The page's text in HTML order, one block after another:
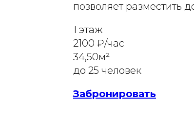
позволяет разместить
1 этаж
2100 ₽/час
34,50м²
до 25 человек
Забронировать